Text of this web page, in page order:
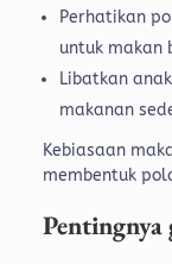
Perhatikan
untuk makan
Libatkan
makanan
Kebiasaan
membentuk
Pentingnya